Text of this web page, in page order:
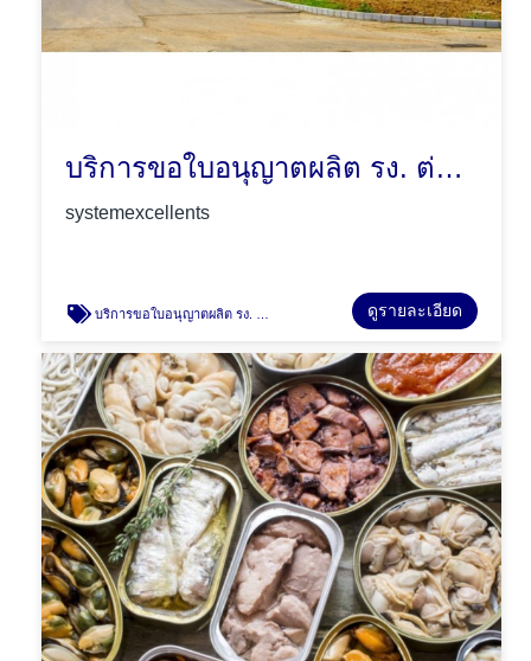
บริการขอใบอนุญาตผลิต รง. ต่ออายุใบอนุญาตต่าง
systemexcellents
บริการขอใบอนุญาตผลิต รง. ต่ออายุใบอนุญาตต่าง ดูรายละเอียด